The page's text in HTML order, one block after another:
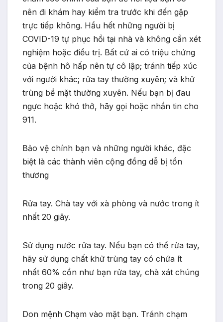
nên đi khám hay kiểm tra trước khi đến gặp
trực tiếp không. Hầu hết những người bị
COVID-19 tự phục hồi tại nhà và không cần xét
nghiệm hoặc điều trị. Bất cứ ai có triệu chứng
của bệnh hô hấp nên tự cô lập; tránh tiếp xúc
với người khác; rửa tay thường xuyên; và khử
trùng bề mặt thường xuyên. Nếu bạn bị đau
ngực hoặc khó thở, hãy gọi hoặc nhắn tin cho
911.
Bảo vệ chính bạn và những người khác, đặc
biệt là các thành viên cộng đồng dễ bị tổn
thương
Rửa tay. Chà tay với xà phòng và nước trong ít
nhất 20 giây.
Sử dụng nước rửa tay. Nếu bạn có thể rửa tay,
hãy sử dụng chất khử trùng tay có chứa ít
nhất 60% cồn như bạn rửa tay, chà xát chúng
trong 20 giây.
Don mệnh Chạm vào mặt bạn. Tránh chạm